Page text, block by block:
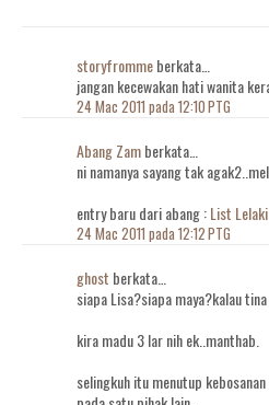
storyfrommeberkata…
jangan kecewakan hati wanita
24 Mac 2011 pada 12:10 PTG
Abang Zamberkata…
ni namanya sayang tak
entry baru dari abang :List
24 Mac 2011 pada 12:12 PTG
ghost berkata…
siapa Lisa?siapa maya?kalau
kira madu 3 lar nih ek..manthab.
selingkuh itu menutup